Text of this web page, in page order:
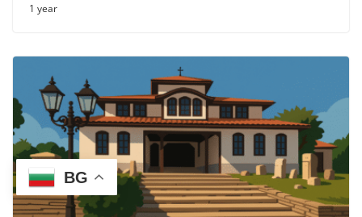
1 year
BG